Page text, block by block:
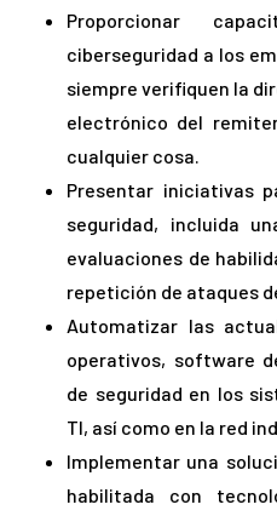
Proporcionar
ciberseguridad a los
siempre verifiquen la
electrónico del
cualquier cosa.
Presentar iniciativas
seguridad, incluida
evaluaciones de
repetición de ataques
Automatizar las
operativos, software
de seguridad en los
TI, así como en la red
Implementar una
habilitada con